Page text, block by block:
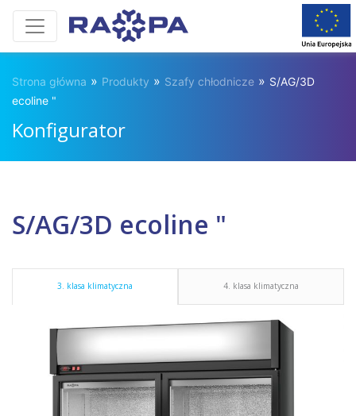
Strona główna » Produkty » Szafy chłodnicze » S/AG/3D
ecoline "
Konfigurator
S/AG/3D ecoline "
3. klasa klimatyczna 4. klasa klimatyczna